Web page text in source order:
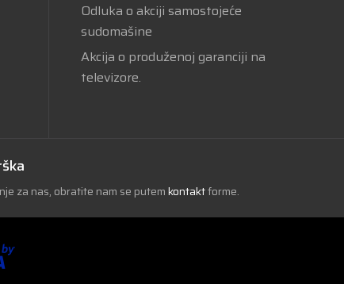
Odluka o akciji samostojeće
sudomašine
Akcija o produženoj garanciji na
televizore.
za nas, obratite nam se putemkontaktforme.